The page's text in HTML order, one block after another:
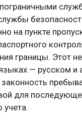
на пункте
границы. Этот
— русском и
для
учета.